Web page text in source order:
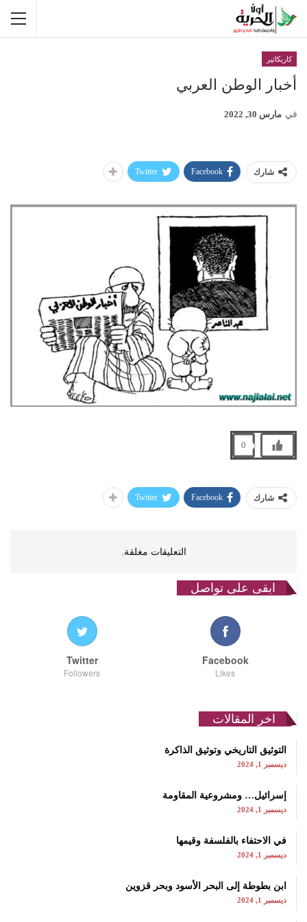
كاريكاتير
أخبار الوطن العربي
في مارس 30, 2022
شارك Facebook
Twitter
0
شارك Facebook
Twitter
التعليقات مغلقة.
ابقى على تواصل
Facebook
Likes
Twitter
Followers
اخر المقالات
التوثيق التاريخي وتوثيق الذاكرة
ديسمبر 1, 2024
إسرائيل… ومشروعية المقاومة
ديسمبر 1, 2024
في الاحتفاء بالفلسفة وقيمها
ديسمبر 1, 2024
ابن بطوطة إلى البحر الأسود وبحر قزوين
ديسمبر 1, 2024